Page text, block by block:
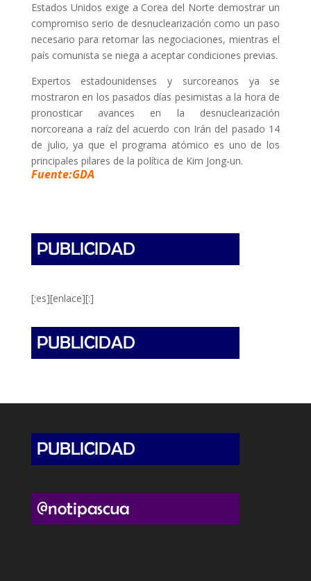
Estados Unidos exige a Corea del Norte demostrar un
compromiso serio de desnuclearización como un paso
necesario para retomar las negociaciones, mientras el
país comunista se niega a aceptar condiciones previas.
Expertos estadounidenses y surcoreanos ya se
mostraron en los pasados días pesimistas a la hora de
pronosticar avances en la desnuclearización
norcoreana a raíz del acuerdo con Irán del pasado 14
de julio, ya que el programa atómico es uno de los
principales pilares de la política de Kim Jong-un.
Fuente:GDA
[:es][enlace][:]